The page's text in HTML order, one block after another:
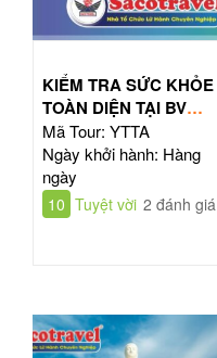
KIỂM TRA SỨC KHỎE
TOÀN DIỆN TẠI BV
TÂM ANH HỒ CHÍ
MINH
Mã Tour: YTTA
Ngày khởi hành: Hàng
ngày
10 Tuyệt vời 2 đánh giá